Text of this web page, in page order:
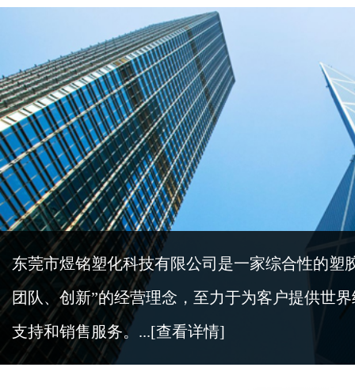
东莞市煜铭塑化科技有限公司是一家综合性的塑
团队、创新”的经营理念，至力于为客户提供世
支持和销售服务。...[查看详情]